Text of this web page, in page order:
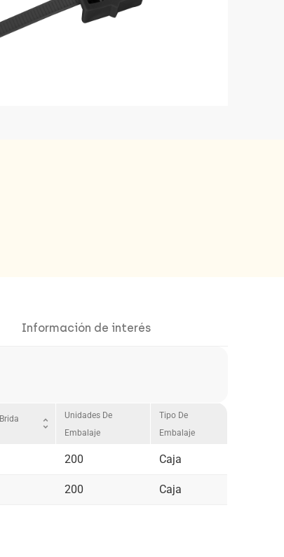
Información de interés
unfold_more
Unidades De
Embalaje
Tipo De
Embalaje
200 Caja
200 Caja